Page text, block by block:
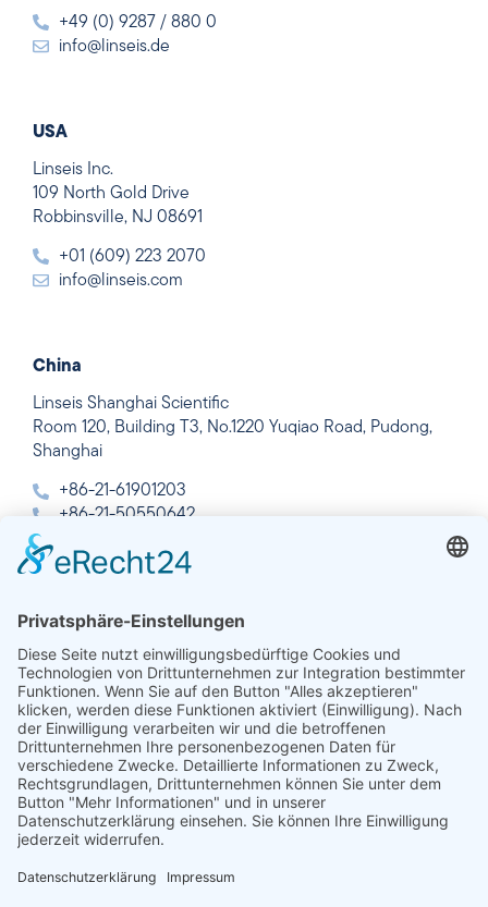
+49 (0) 9287 / 880 0
info@linseis.de
USA
Linseis Inc.
109 North Gold Drive
Robbinsville, NJ 08691
+01 (609) 223 2070
info@linseis.com
China
Linseis Shanghai Scientific
Room 120, Building T3, No.1220 Yuqiao Road, Pudong,
Shanghai
+86-21-61901203
+86-21-50550642
Indien
Linseis Thermal Analysis India Pvt. Ltd.
Plot 65, 2nd Floor, Sai Enclave,
Sector 23, Dwarka, 110077 New Delhi
+91-11-42883851
sales@linseis.in